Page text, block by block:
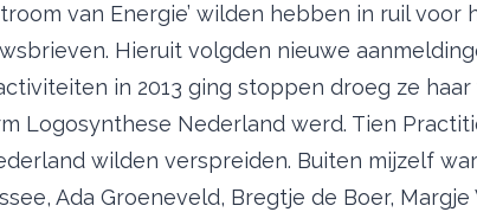
van Energie’ wilden hebben in ruil voor
Hieruit volgden nieuwe
in 2013 ging stoppen droeg ze
Logosynthese Nederland werd. Tien
wilden verspreiden. Buiten mijzelf
Ada Groeneveld, Bregtje de Boer, Margje